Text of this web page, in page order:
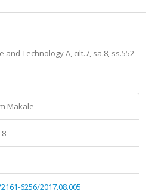
and Technology A, cilt.7, sa.8, ss.552-
Makale
8
6256/2017.08.005